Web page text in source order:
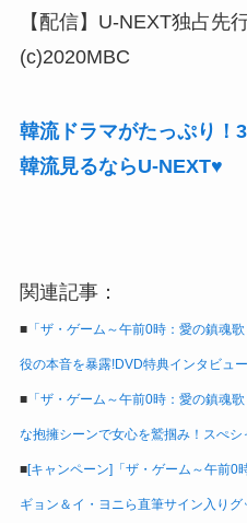
【配信】U-NEXT独占先
(c)2020MBC
韓流ドラマがたっぷり！
韓流見るならU-NEXT♥
関連記事：
■「ザ・ゲーム～午前0時：愛の鎮魂
役の本音を暴露!DVD特典インタビュ
■「ザ・ゲーム～午前0時：愛の鎮魂
な抱擁シーンで女心を鷲掴み！スぺシ
■[キャンペーン]「ザ・ゲーム～午前0
ギョン＆イ・ヨニら直筆サイン入りグ